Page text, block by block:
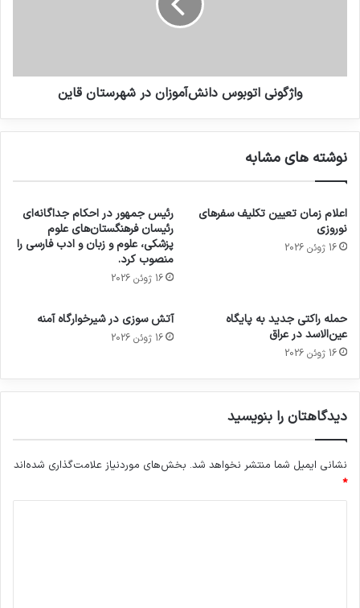
واژگونی اتوبوس دانش‌آموزان در شهرستان قاین
نوشته های مشابه
اعلام زمان تعیین تکلیف سفرهای
نوروزی
16 ژوئن 2026
رئیس جمهور در احکام جداگانه‌ای
رئیسان فرهنگستان‌های علوم
پزشکی، علوم و زبان و ادب فارسی را
منصوب کرد.
16 ژوئن 2026
حمله راکتی جدید به پایگاه
عین‌الاسد در عراق
16 ژوئن 2026
آتش سوزی در شیرخوارگاه آمنه
16 ژوئن 2026
دیدگاهتان را بنویسید
نشانی ایمیل شما منتشر نخواهد شد. بخش‌های موردنیاز علامت‌گذاری شده‌اند
*